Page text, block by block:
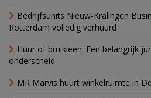
Bedrijfsunits Nieuw-Kralingen
Rotterdam volledig verhuurd
Huur of bruikleen: Een belangrijk
onderscheid
MR Marvis huurt winkelruimte in